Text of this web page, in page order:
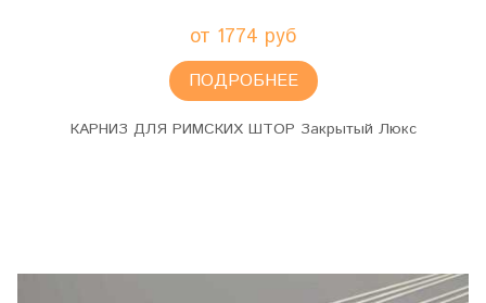
от 1774 руб
ПОДРОБНЕЕ
КАРНИЗ ДЛЯ РИМСКИХ ШТОР Закрытый Люкс